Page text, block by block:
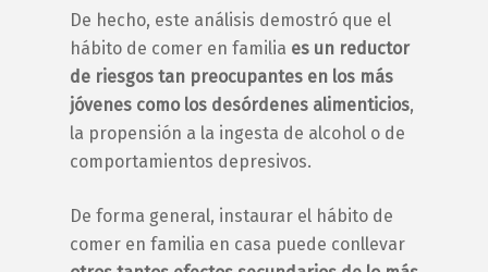
De hecho, este análisis demostró que el
hábito de comer en familia es un reductor
de riesgos tan preocupantes en los más
jóvenes como los desórdenes alimenticios,
la propensión a la ingesta de alcohol o de
comportamientos depresivos.
De forma general, instaurar el hábito de
comer en familia en casa puede conllevar